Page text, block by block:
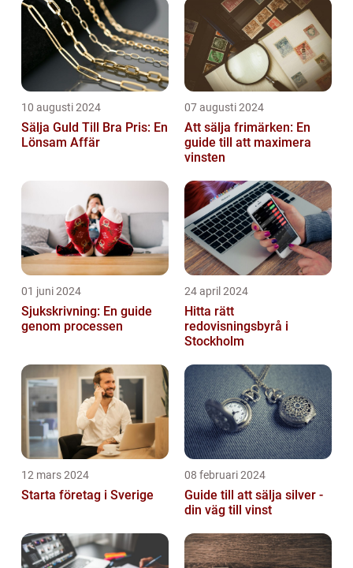
10 augusti 2024
Sälja Guld Till Bra Pris: En
Lönsam Affär
07 augusti 2024
Att sälja frimärken: En
guide till att maximera
vinsten
01 juni 2024
Sjukskrivning: En guide
genom processen
24 april 2024
Hitta rätt
redovisningsbyrå i
Stockholm
12 mars 2024
Starta företag i Sverige
08 februari 2024
Guide till att sälja silver -
din väg till vinst